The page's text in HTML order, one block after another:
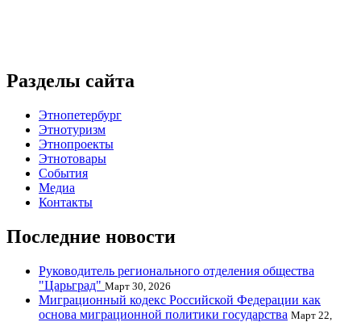
Разделы сайта
Этнопетербург
Этнотуризм
Этнопроекты
Этнотовары
События
Медиа
Контакты
Последние новости
Руководитель регионального отделения общества
"Царьград" Март 30, 2026
Миграционный кодекс Российской Федерации как
основа миграционной политики государства Март 22,